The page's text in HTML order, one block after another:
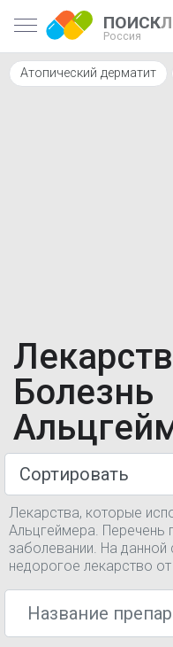
ПОИСК
Россия
Атопический дерматит
Болезнь
Лекарства, которые
Альцгеймера. Перечень
заболевании. На
недорогое лекарство